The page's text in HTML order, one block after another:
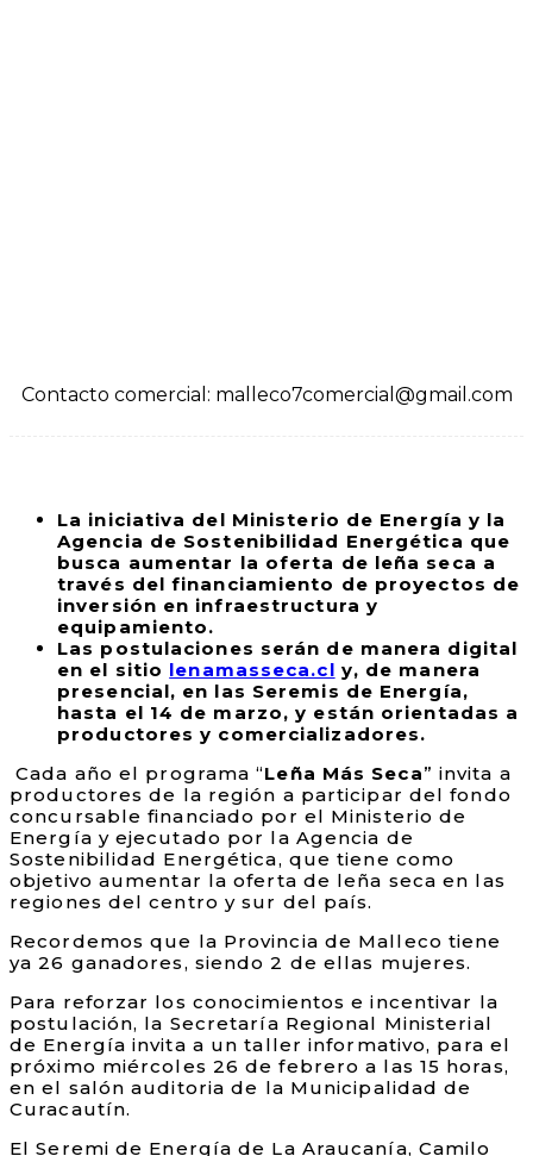
Contacto comercial: malleco7comercial@gmail.com
La iniciativa del Ministerio de Energía y la
Agencia de Sostenibilidad Energética que
busca aumentar la oferta de leña seca a
través del financiamiento de proyectos de
inversión en infraestructura y
equipamiento.
Las postulaciones serán de manera digital
en el sitio lenamasseca.cl y, de manera
presencial, en las Seremis de Energía,
hasta el 14 de marzo, y están orientadas a
productores y comercializadores.
Cada año el programa “Leña Más Seca” invita a
productores de la región a participar del fondo
concursable financiado por el Ministerio de
Energía y ejecutado por la Agencia de
Sostenibilidad Energética, que tiene como
objetivo aumentar la oferta de leña seca en las
regiones del centro y sur del país.
Recordemos que la Provincia de Malleco tiene
ya 26 ganadores, siendo 2 de ellas mujeres.
Para reforzar los conocimientos e incentivar la
postulación, la Secretaría Regional Ministerial
de Energía invita a un taller informativo, para el
próximo miércoles 26 de febrero a las 15 horas,
en el salón auditoria de la Municipalidad de
Curacautín.
El Seremi de Energía de La Araucanía, Camilo